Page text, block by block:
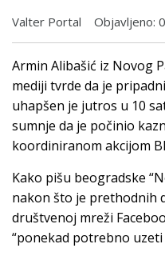
Valter Portal Objavljeno:
Armin Alibašić iz Novog
mediji tvrde da je
uhapšen je jutros u 10
sumnje da je počinio
koordiniranom akcijom
Kako pišu beogradske
nakon što je prethodnih
društvenoj mreži
“ponekad potrebno